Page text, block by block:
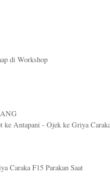
di Workshop
ke Antapani - Ojek ke Griya
Caraka F15 Parakan Saat